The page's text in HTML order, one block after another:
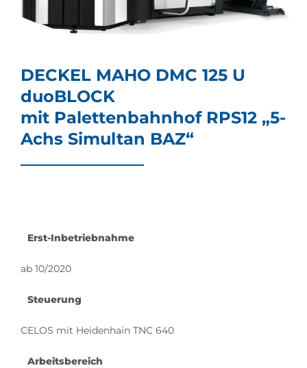
DECKEL MAHO DMC 125 U
duoBLOCK
mit Palettenbahnhof RPS12 „5-
Achs Simultan BAZ“
Erst-Inbetriebnahme
ab 10/2020
Steuerung
CELOS mit Heidenhain TNC 640
Arbeitsbereich